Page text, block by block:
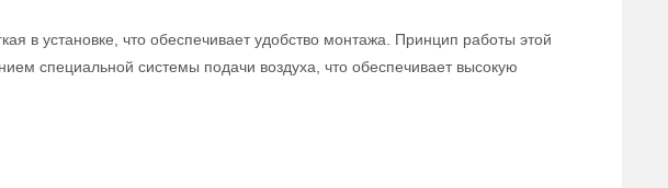
в установке, что обеспечивает удобство монтажа. Принцип работы этой
специальной системы подачи воздуха, что обеспечивает высокую